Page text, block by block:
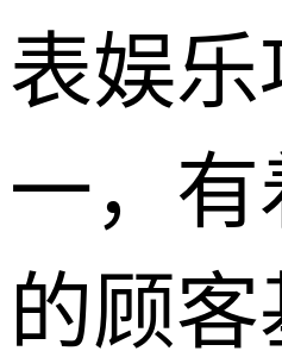
表娱
一，
的顾客